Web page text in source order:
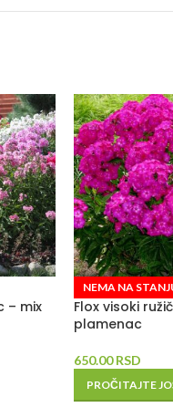
– mix
NEMA NA
Flox visoki
plamenac
650.00RSD
PROČITAJTE